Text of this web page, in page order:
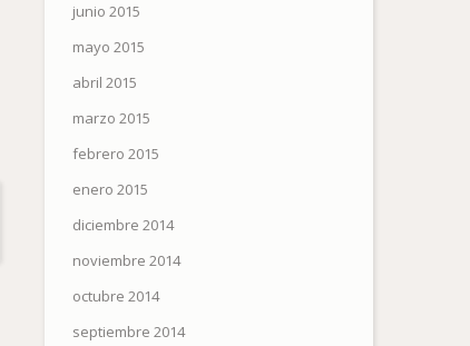
junio 2015
mayo 2015
abril 2015
marzo 2015
febrero 2015
enero 2015
diciembre 2014
noviembre 2014
octubre 2014
septiembre 2014